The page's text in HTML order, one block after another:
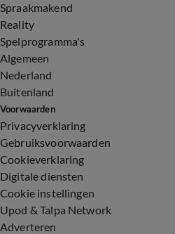
Spraakmakend
Reality
Spelprogramma's
Algemeen
Nederland
Buitenland
Voorwaarden
Privacyverklaring
Gebruiksvoorwaarden
Cookieverklaring
Digitale diensten
Cookie instellingen
Upod & Talpa Network
Adverteren